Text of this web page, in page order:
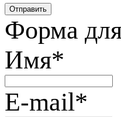
Форма
Имя*
E-mail*